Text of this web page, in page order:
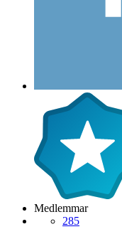
Medlemmar
285